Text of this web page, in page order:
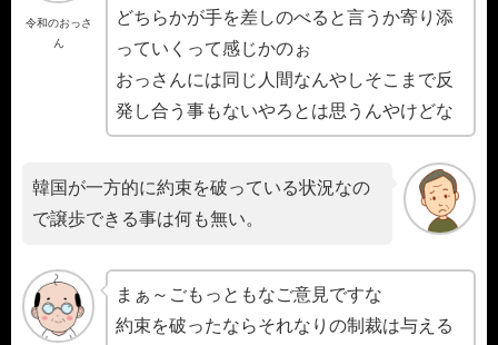
令和のおっさ
ん
どちらかが手を差しのべると言うか寄り添
っていくって感じかのぉ
おっさんには同じ人間なんやしそこまで反
発し合う事もないやろとは思うんやけどな
韓国が一方的に約束を破っている状況なの
で譲歩できる事は何も無い。
まぁ～ごもっともなご意見ですな
約束を破ったならそれなりの制裁は与える